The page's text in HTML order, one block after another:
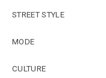
STREET STYLE
MODE
CULTURE